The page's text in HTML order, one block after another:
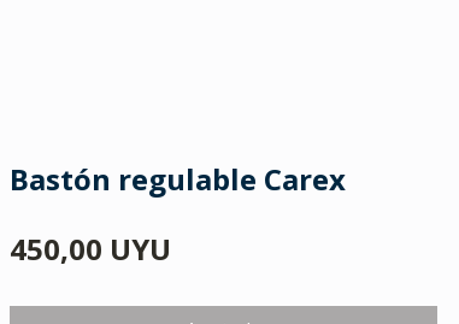
Bastón regulable Carex
450,00 UYU